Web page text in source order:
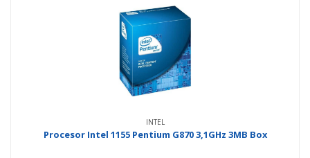
INTEL
Procesor Intel 1155 Pentium G870 3,1GHz 3MB Box